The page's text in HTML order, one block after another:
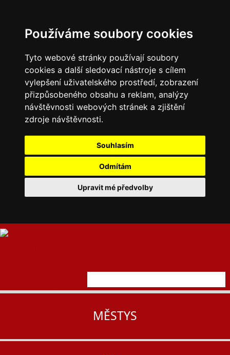
Používáme soubory cookies
Tyto webové stránky používají soubory
cookies a další sledovací nástroje s cílem
vylepšení uživatelského prostředí, zobrazení
přizpůsobeného obsahu a reklam, analýzy
návštěvnosti webových stránek a zjištění
zdroje návštěvnosti.
Souhlasím
Odmítám
Upravit mé předvolby
MĚSTYS